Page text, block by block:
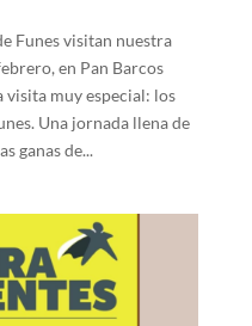
Funes visitan nuestra
en Pan Barcos
muy especial: los
Una jornada llena de
ganas de...